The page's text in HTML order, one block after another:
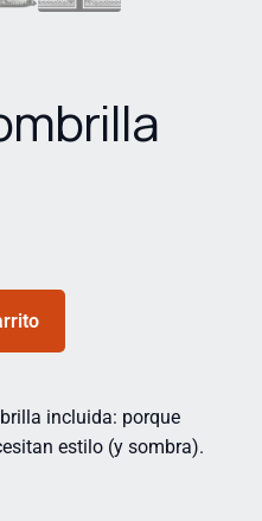
incluida: porque
estilo (y sombra).